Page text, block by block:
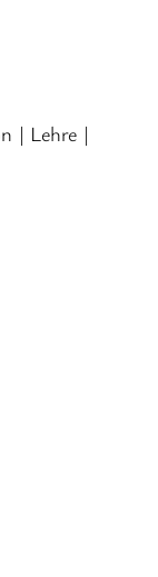
| Lehre |